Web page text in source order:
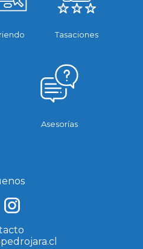
Tasaciones
Asesorías